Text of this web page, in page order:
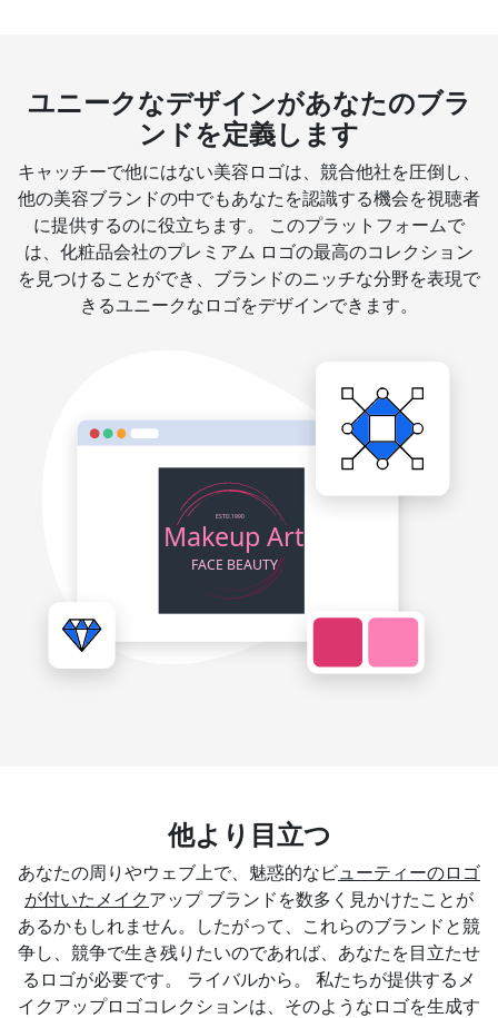
ユニークなデザインがあなたのブラ
ンドを定義します
キャッチーで他にはない美容ロゴは、競合他社を圧倒し、
他の美容ブランドの中でもあなたを認識する機会を視聴者
に提供するのに役立ちます。 このプラットフォームで
は、化粧品会社のプレミアム ロゴの最高のコレクション
を見つけることができ、ブランドのニッチな分野を表現で
きるユニークなロゴをデザインできます。
他より目立つ
あなたの周りやウェブ上で、魅惑的なビ ューティーのロゴ
が付いたメイク アップ ブランドを数多く見かけたことが
あるかもしれません。したがって、これらのブランドと競
争し、競争で生き残りたいのであれば、あなたを目立たせ
るロゴが必要です。 ライバルから。 私たちが提供するメ
イクアップロゴコレクションは、そのようなロゴを生成す